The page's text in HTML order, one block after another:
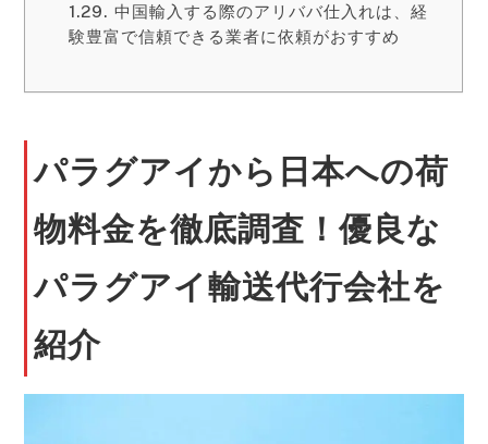
中国輸入する際のアリババ仕入れは、経
験豊富で信頼できる業者に依頼がおすすめ
パラグアイから日本への荷
物料金を徹底調査！優良な
パラグアイ輸送代行会社を
紹介